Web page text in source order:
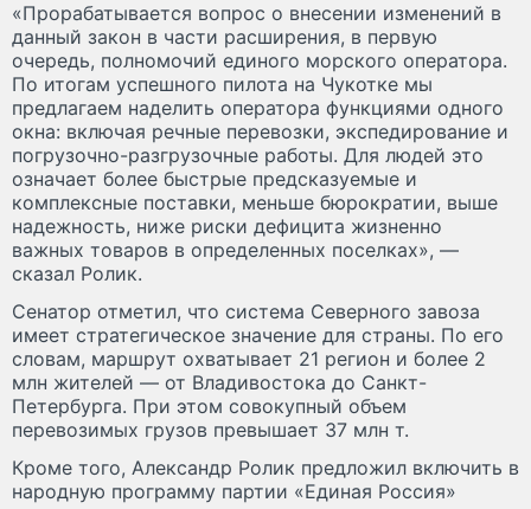
«Прорабатывается вопрос о внесении изменений в
данный закон в части расширения, в первую
очередь, полномочий единого морского оператора.
По итогам успешного пилота на Чукотке мы
предлагаем наделить оператора функциями одного
окна: включая речные перевозки, экспедирование и
погрузочно-разгрузочные работы. Для людей это
означает более быстрые предсказуемые и
комплексные поставки, меньше бюрократии, выше
надежность, ниже риски дефицита жизненно
важных товаров в определенных поселках», —
сказал Ролик.
Сенатор отметил, что система Северного завоза
имеет стратегическое значение для страны. По его
словам, маршрут охватывает 21 регион и более 2
млн жителей — от Владивостока до Санкт-
Петербурга. При этом совокупный объем
перевозимых грузов превышает 37 млн т.
Кроме того, Александр Ролик предложил включить в
народную программу партии «Единая Россия»